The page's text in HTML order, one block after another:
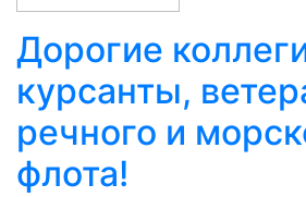
Дорогие
курсанты,
речного и
флота!